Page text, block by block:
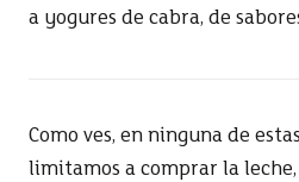
a yogures de cabra, de
Como ves, en ninguna de
limitamos a comprar la leche,